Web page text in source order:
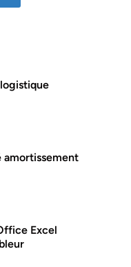
Excel